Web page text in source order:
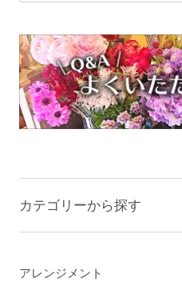
カテゴリーから探す
アレンジメント